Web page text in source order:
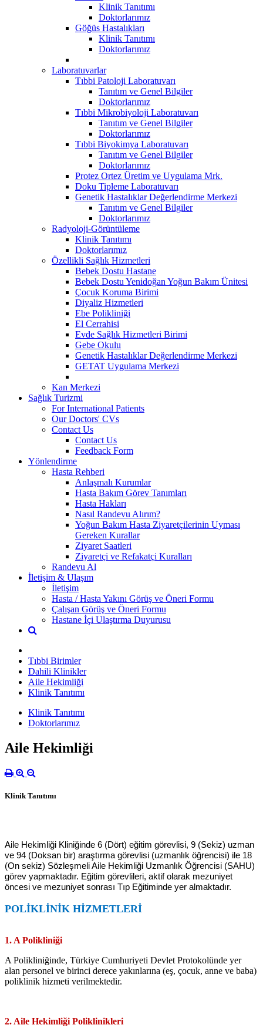
Klinik Tanıtımı
Doktorlarımız
Göğüs Hastalıkları
Klinik Tanıtımı
Doktorlarımız
Laboratuvarlar
Tıbbi Patoloji Laboratuvarı
Tanıtım ve Genel Bilgiler
Doktorlarımız
Tıbbi Mikrobiyoloji Laboratuvarı
Tanıtım ve Genel Bilgiler
Doktorlarımız
Tıbbi Biyokimya Laboratuvarı
Tanıtım ve Genel Bilgiler
Doktorlarımız
Protez Ortez Üretim ve Uygulama Mrk.
Doku Tipleme Laboratuvarı
Genetik Hastalıklar Değerlendirme Merkezi
Tanıtım ve Genel Bilgiler
Doktorlarımız
Radyoloji-Görüntüleme
Klinik Tanıtımı
Doktorlarımız
Özellikli Sağlık Hizmetleri
Bebek Dostu Hastane
Bebek Dostu Yenidoğan Yoğun Bakım Ünitesi
Çocuk Koruma Birimi
Diyaliz Hizmetleri
Ebe Polikliniği
El Cerrahisi
Evde Sağlık Hizmetleri Birimi
Gebe Okulu
Genetik Hastalıklar Değerlendirme Merkezi
GETAT Uygulama Merkezi
Kan Merkezi
Sağlık Turizmi
For International Patients
Our Doctors' CVs
Contact Us
Contact Us
Feedback Form
Yönlendirme
Hasta Rehberi
Anlaşmalı Kurumlar
Hasta Bakım Görev Tanımları
Hasta Hakları
Nasıl Randevu Alırım?
Yoğun Bakım Hasta Ziyaretçilerinin Uyması
Gereken Kurallar
Ziyaret Saatleri
Ziyaretçi ve Refakatçi Kuralları
Randevu Al
İletişim & Ulaşım
İletişim
Hasta / Hasta Yakını Görüş ve Öneri Formu
Çalışan Görüş ve Öneri Formu
Hastane İçi Ulaştırma Duyurusu
Tıbbi Birimler
Dahili Klinikler
Aile Hekimliği
Klinik Tanıtımı
Klinik Tanıtımı
Doktorlarımız
Aile Hekimliği
Klinik Tanıtımı
Aile Hekimliği Kliniğinde 6 (Dört) eğitim görevlisi, 9 (Sekiz) uzman
ve 94 (Doksan bir) araştırma görevlisi (uzmanlık öğrencisi) ile 18
(On sekiz) Sözleşmeli Aile Hekimliği Uzmanlık Öğrencisi (SAHU)
görev yapmaktadır. Eğitim görevlileri, aktif olarak mezuniyet
öncesi ve mezuniyet sonrası Tıp Eğitiminde yer almaktadır.
POLİKLİNİK HİZMETLERİ
1. A Polikliniği
A Polikliniğinde, Türkiye Cumhuriyeti Devlet Protokolünde yer
alan personel ve birinci derece yakınlarına (eş, çocuk, anne ve baba)
poliklinik hizmeti verilmektedir.
2. Aile Hekimliği Poliklinikleri